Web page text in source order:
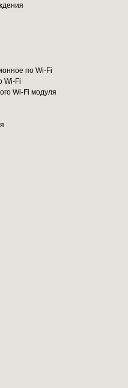
по Wi-Fi
Wi-Fi
Wi-Fi модуля